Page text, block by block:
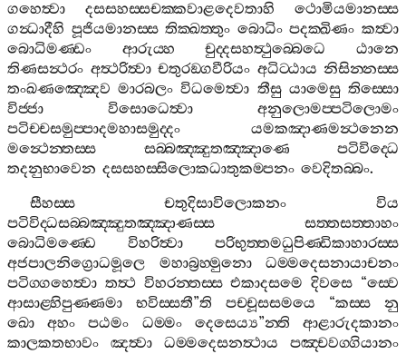
ගහෙත්‍වා
දසසහස‍්සචක‍්කවාළදෙවතාහි
ථොමියමානස‍්ස
ගන්‍ධාදීහි පූජියමානස‍්ස තික‍්ඛත‍්තුං බොධිං පදක‍්ඛිණං කත්‍වා
බොධිමණ‍්ඩං
ආරුය‍්හ චුද‍්දසහත්‍ථුබ‍්බෙධෙ
ඨානෙ
තිණසන්‍ථරං අත්‍ථරිත්‍වා චතුරඞ‍්ගවීරියං අධිට‍්ඨාය නිසින‍්නස‍්ස
තංඛණඤ‍්ඤෙව මාරබලං විධමෙත්‍වා තීසු යාමෙසු තිස‍්සො
විජ‍්ජා
විසොධෙත්‍වා
අනුලොමප‍්පටිලොමං
පටිච‍්චසමුප‍්පාදමහාසමුද‍්දං
යමකඤාණමන්‍ථනෙන
මන්‍ථෙන‍්තස‍්ස
සබ‍්බඤ‍්ඤුතඤ‍්ඤාණෙ
පටිවිද‍්ධෙ
තදනුභාවෙන දසසහස‍්සිලොකධාතුකම‍්පනං වෙදිතබ‍්බං.
සීහස‍්ස
චතුදිසාවිලොකනං
විය
පටිවිද‍්ධසබ‍්බඤ‍්ඤුතඤ‍්ඤාණස‍්ස
සත‍්තසත‍්තාහං
බොධිමණ‍්ඩෙ
විහරිත්‍වා
පරිභුත‍්තමධුපිණ‍්ඩිකාහාරස‍්ස
අජපාලනිග්‍රොධමූලෙ
මහාබ්‍රහ‍්මුනො
ධම‍්මදෙසනායාචනං
පටිග‍්ගහෙත්‍වා තත්‍ථ විහරන‍්තස‍්ස එකාදසමෙ දිවසෙ “ස‍්වෙ
ආසාළ‍්හිපුණ‍්ණමා
භවිස‍්සතී”ති පච‍්චූසසමයෙ “කස‍්ස
නු
ඛො
අහං පඨමං ධම‍්මං දෙසෙය්‍ය”න‍්ති
ආළාරුදකානං
කාලකතභාවං
ඤත්‍වා ධම‍්මදෙසනත්‍ථාය
පඤ‍්චවග‍්ගියානං